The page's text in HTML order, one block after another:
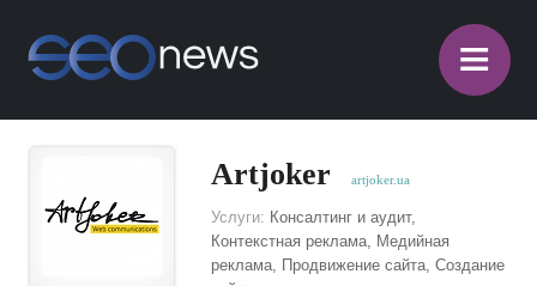
≡
Artjoker artjoker.ua
Услуги: Консалтинг и аудит,
Контекстная реклама, Медийная
реклама, Продвижение сайта, Создание